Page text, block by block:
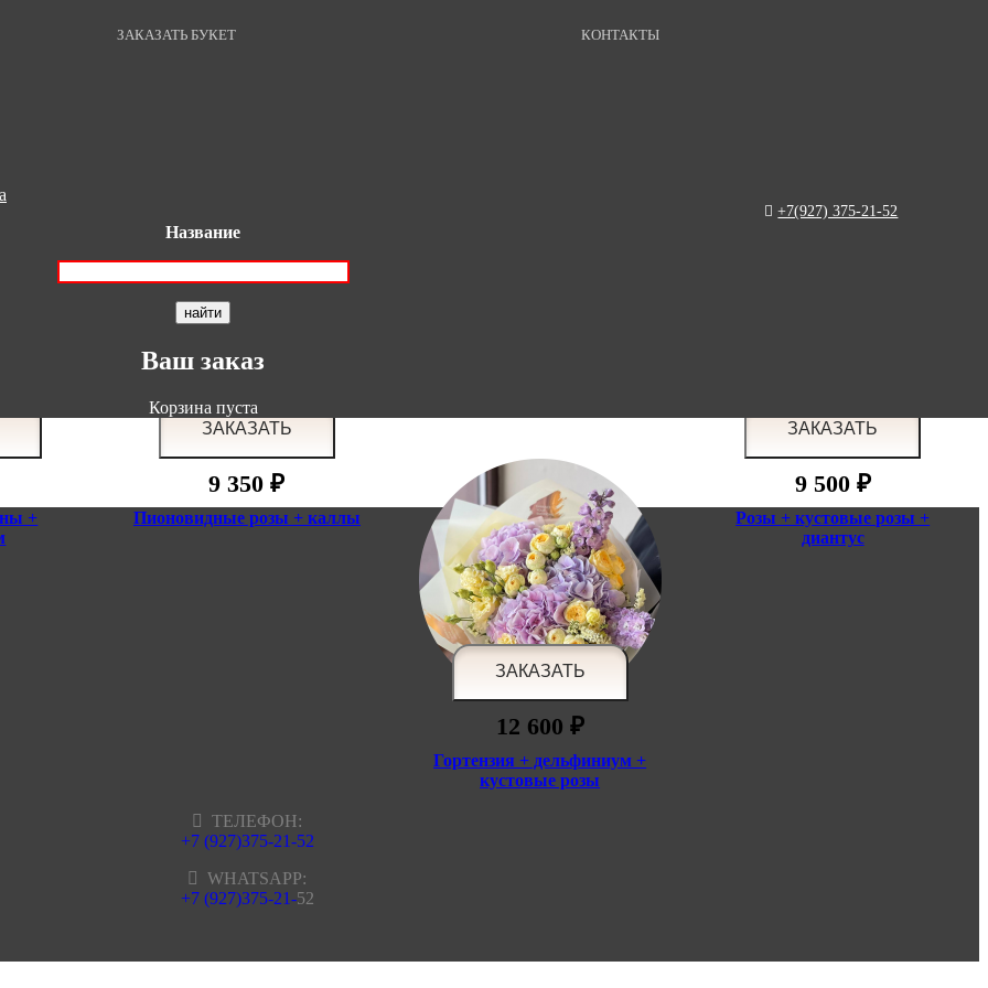
ЗАКАЗАТЬ БУКЕТ КОНТАКТЫ
Название
+7(927) 375-21-52
Ваш заказ
Корзина пуста
4 500 ₽
+
9 350 ₽
Пионовидные розы + каллы
12 600 ₽
Гортензия + дельфиниум +
кустовые розы
9 500 ₽
Розы + кустовые розы +
диантус
ТЕЛЕФОН:
+7 (927)375-21-52
WHATSAPP:
+7 (927)375-21-52